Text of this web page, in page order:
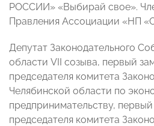
РОССИИ» «Выбирай свое».
Правления Ассоциации «НП
Депутат Законодательного
области VII созыва, первый
председателя комитета
Челябинской области по
предпринимательству,
председателя комитета